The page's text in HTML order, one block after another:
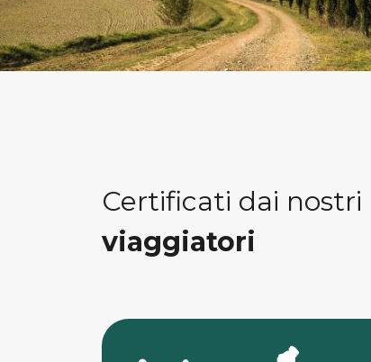
Certificati dai nostri
viaggiatori